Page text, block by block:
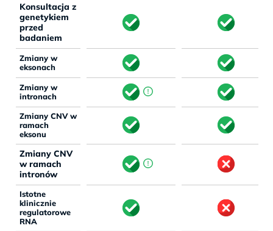
Konsultacja z
genetykiem
przed
badaniem
Zmiany w
eksonach
Zmiany w
intronach
Zmiany CNV w
ramach
eksonu
Zmiany CNV
w ramach
intronów
Istotne
klinicznie
regulatorowe
RNA